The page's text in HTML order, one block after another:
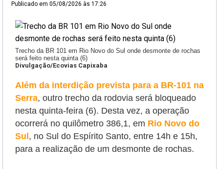
Publicado em 05/08/2026 às 17:26
Trecho da BR 101 em Rio Novo do Sul onde desmonte de rochas
será feito nesta quinta (6)
Divulgação/Ecovias Capixaba
Além da interdição prevista para a BR-101 na
Serra, outro trecho da rodovia será bloqueado
nesta quinta-feira (6). Desta vez, a operação
ocorrerá no quilômetro 386,1, em Rio Novo do
Sul , no Sul do Espírito Santo, entre 14h e 15h,
para a realização de um desmonte de rochas.